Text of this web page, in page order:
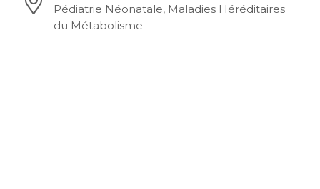
Pédiatrie Néonatale, Maladies Héréditaires
du Métabolisme